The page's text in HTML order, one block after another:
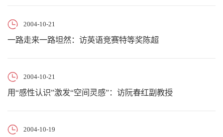
2004-10-21
一路走来一路坦然：访英语竞赛特等奖陈超
2004-10-21
用“感性认识”激发“空间灵感”：访阮春红副教授
2004-10-19